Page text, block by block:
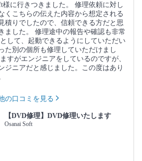
様に行きつきました。 修理依頼に対し
くこちらの伝えた内容から想定される
積りでしたので、信頼できる方だと思
ました。 修理途中の報告や確認も非常
して、起動できるようにしていただい
た別の個所も修理していただけまし
すがエンジニアをしているのですが、
ジニアだと感じました。この度はあり
の口コミを見る
【DVD修理】DVD修理いたします
Osanai Soft